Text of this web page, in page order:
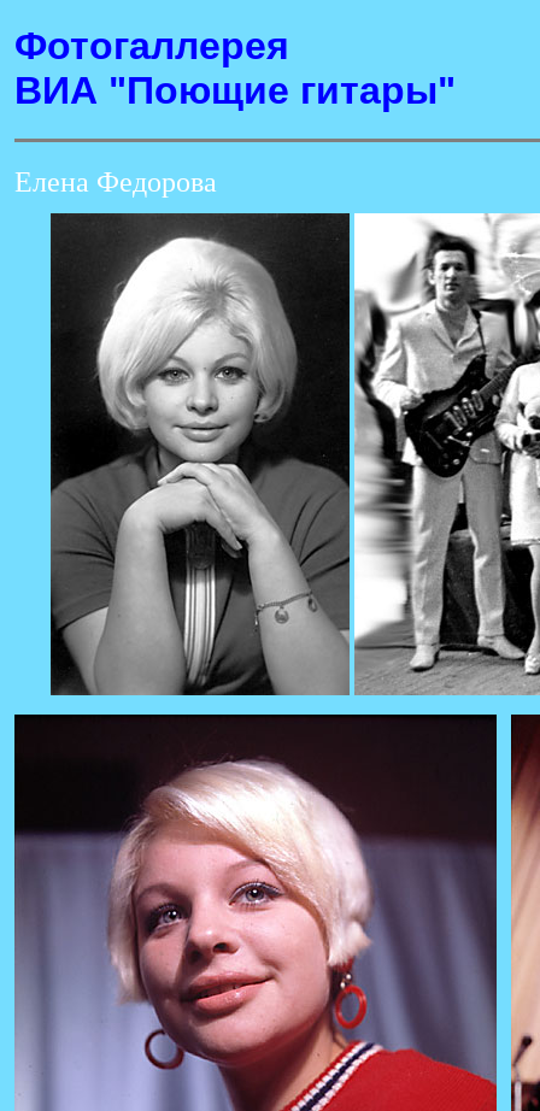
Фотогаллерея
ВИА "Поющие гитары"
Елена Федорова